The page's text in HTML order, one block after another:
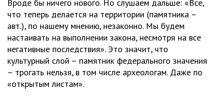
Вроде бы ничего нового. Но слушаем дальше: «Все,
что теперь делается на территории (памятника –
авт.), по нашему мнению, незаконно. Мы будем
настаивать на выполнении закона, несмотря на все
негативные последствия». Это значит, что
культурный слой – памятник федерального значения
– трогать нельзя, в том числе археологам. Даже по
«открытым листам».